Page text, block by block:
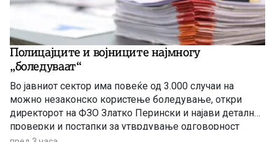
Полицајците и војниците најмногу
„боледуваат“
Во јавниот сектор има повеќе од 3.000 случаи на
можно незаконско користење боледување, откри
директорот на ФЗО Златко Перински и најави детални
проверки и постапки за утврдување одговорност